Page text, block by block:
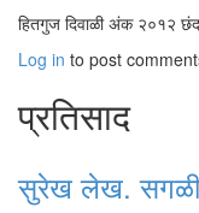
हितगुज दिवाळी अंक २०१२
Log in to post
प्रतिसाद
सुरेख लेख.